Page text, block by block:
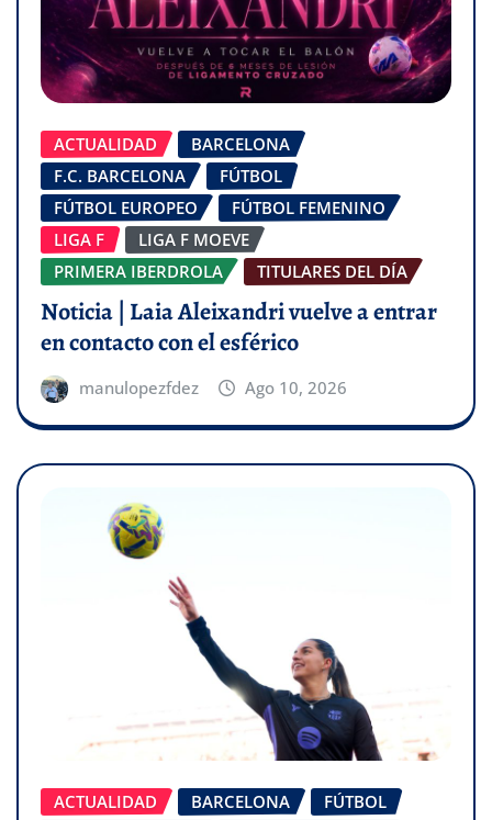
ACTUALIDAD
BARCELONA
F.C. BARCELONA
FÚTBOL
FÚTBOL EUROPEO
FÚTBOL FEMENINO
LIGA F
LIGA F MOEVE
PRIMERA IBERDROLA
TITULARES DEL DÍA
Noticia | Laia Aleixandri vuelve a entrar
en contacto con el esférico
manulopezfdez Ago 10, 2026
ACTUALIDAD BARCELONA
FÚTBOL